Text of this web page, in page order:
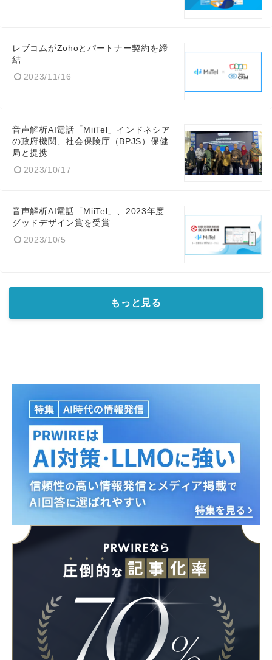
レブコムがZohoとパートナー契約を締
結
2023/11/16
音声解析AI電話「MiiTel」インドネシア
の政府機関、社会保険庁（BPJS）保健
局と提携
2023/10/17
音声解析AI電話「MiiTel」、2023年度
グッドデザイン賞を受賞
2023/10/5
もっと見る